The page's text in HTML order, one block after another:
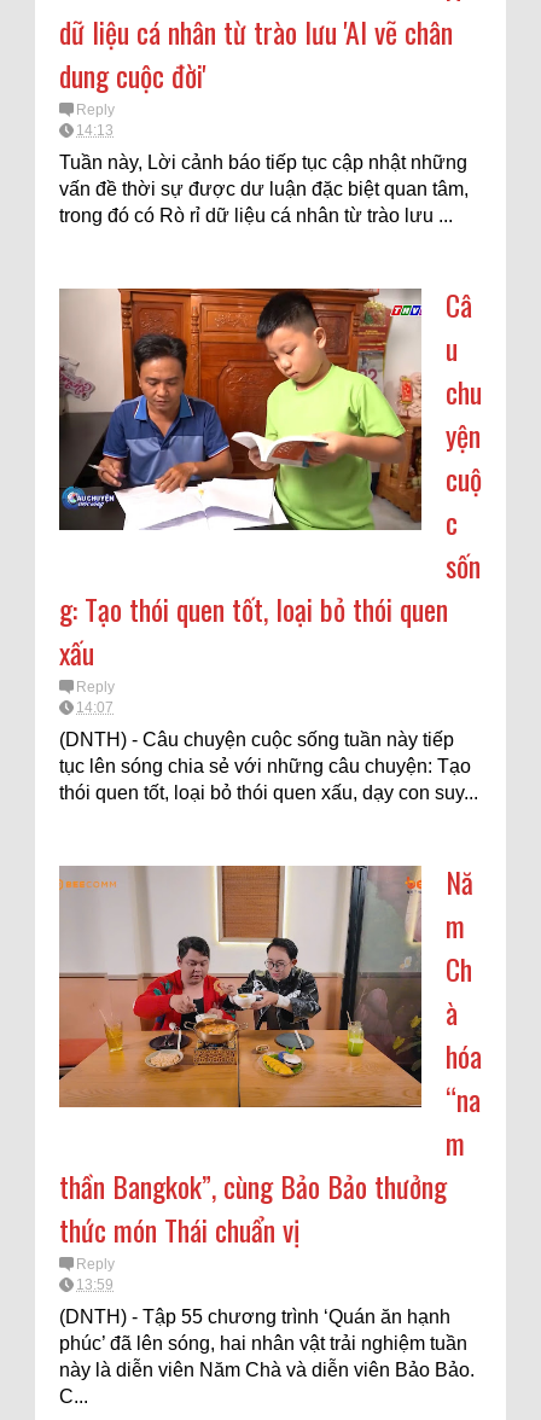
dữ liệu cá nhân từ trào lưu 'AI vẽ chân
dung cuộc đời'
Reply
14:13
Tuần này, Lời cảnh báo tiếp tục cập nhật những
vấn đề thời sự được dư luận đặc biệt quan tâm,
trong đó có Rò rỉ dữ liệu cá nhân từ trào lưu ...
Câ
u
chu
yện
cuộ
c
sốn
g: Tạo thói quen tốt, loại bỏ thói quen
xấu
Reply
14:07
(DNTH) - Câu chuyện cuộc sống tuần này tiếp
tục lên sóng chia sẻ với những câu chuyện: Tạo
thói quen tốt, loại bỏ thói quen xấu, dạy con suy...
Nă
m
Ch
à
hóa
“na
m
thần Bangkok”, cùng Bảo Bảo thưởng
thức món Thái chuẩn vị
Reply
13:59
(DNTH) - Tập 55 chương trình ‘Quán ăn hạnh
phúc’ đã lên sóng, hai nhân vật trải nghiệm tuần
này là diễn viên Năm Chà và diễn viên Bảo Bảo.
C...